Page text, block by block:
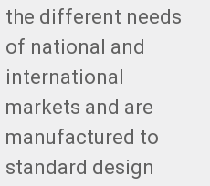
the different needs
of national and
international
markets and are
manufactured to
standard design